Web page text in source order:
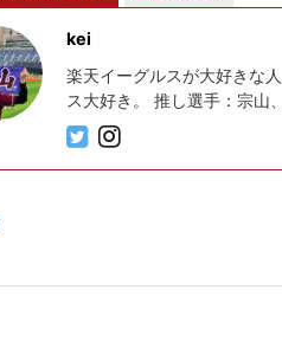
kei
楽天イーグルスが大好きな
ス大好き。 推し選手：宗山